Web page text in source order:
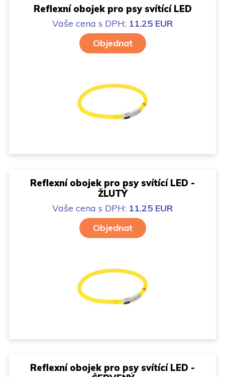
Reflexní obojek pro psy svítící LED
Vaše cena s DPH: 11.25 EUR
Objednat
Reflexní obojek pro psy svítící LED -
ŽLUTÝ
Vaše cena s DPH: 11.25 EUR
Objednat
Reflexní obojek pro psy svítící LED -